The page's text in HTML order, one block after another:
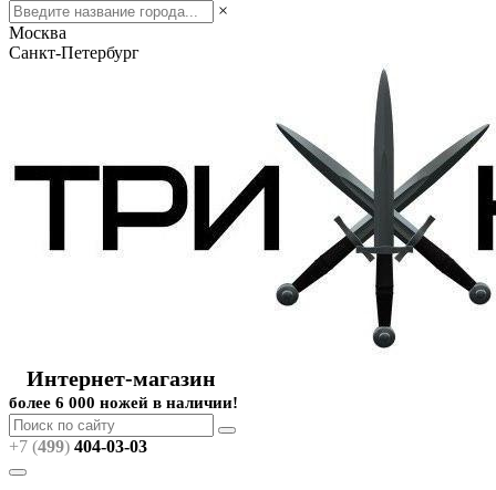
×
Москва
Санкт-Петербург
Интернет-магазин
более 6 000 ножей в наличии!
+7 (499) 404-03-03